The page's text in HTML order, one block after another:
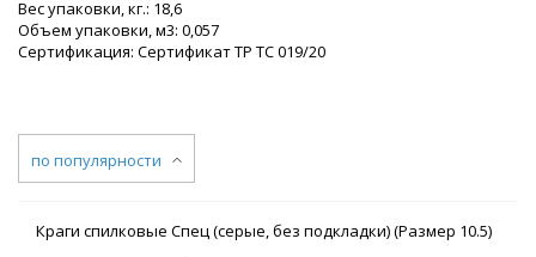
Вес упаковки, кг.: 18,6
Объем упаковки, м3: 0,057
Сертификация: Сертификат ТР ТС 019/20
по популярности
Краги спилковые Спец (серые, без подкладки) (Размер 10.5)